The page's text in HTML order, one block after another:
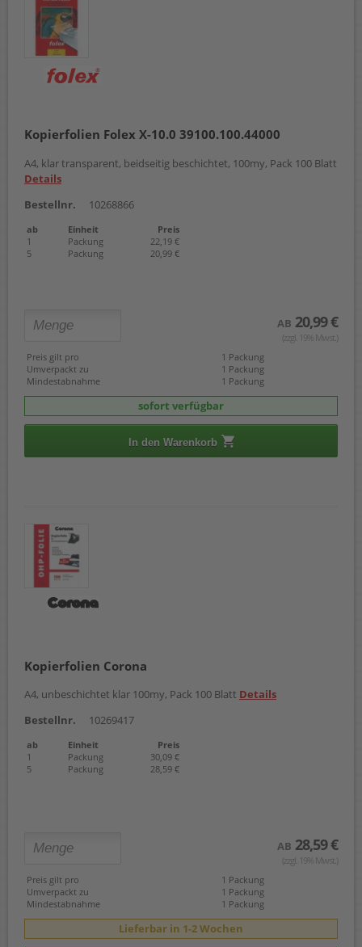
Kopierfolien Folex X-10.0 39100.100.44000
A4, klar transparent, beidseitig beschichtet, 100my, Pack 100 Blatt
Details
Bestellnr.
10268866
ab Einheit
Preis
1
Packung
22,19 €
5
Packung 20,99 €
AB 20,99 €
(zzgl. 19% Mwst.)
Preis gilt pro
1 Packung
Umverpackt zu
1 Packung
Mindestabnahme
1 Packung
sofort verfügbar
In den Warenkorb
Kopierfolien Corona
A4, unbeschichtet klar 100my, Pack 100 Blatt Details
Bestellnr.
10269417
ab Einheit
Preis
1
Packung
30,09 €
5
Packung 28,59 €
AB 28,59 €
(zzgl. 19% Mwst.)
Preis gilt pro
1 Packung
Umverpackt zu
1 Packung
Mindestabnahme
1 Packung
Lieferbar in 1-2 Wochen